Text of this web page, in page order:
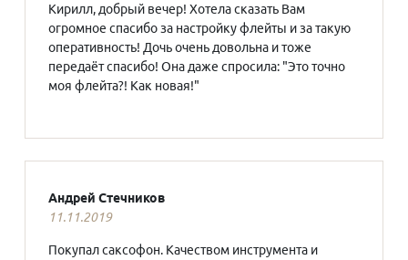
Кирилл, добрый вечер! Хотела сказать Вам
огромное спасибо за настройку флейты и за такую
оперативность! Дочь очень довольна и тоже
передаёт спасибо! Она даже спросила: "Это точно
моя флейта?! Как новая!"
Андрей Стечников
11.11.2019
Покупал саксофон. Качеством инструмента и